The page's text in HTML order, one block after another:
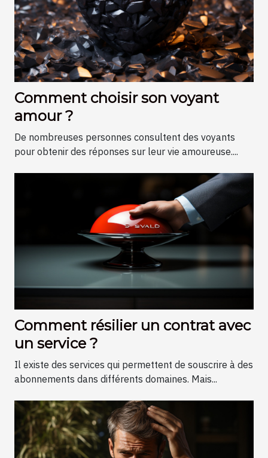
Comment choisir son voyant
amour ?
De nombreuses personnes consultent des voyants
pour obtenir des réponses sur leur vie amoureuse....
Comment résilier un contrat avec
un service ?
Il existe des services qui permettent de souscrire à des
abonnements dans différents domaines. Mais...